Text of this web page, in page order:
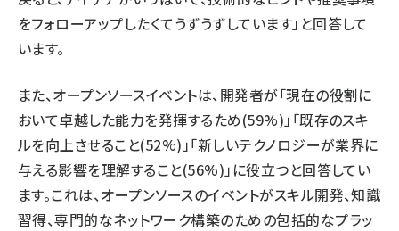
をフォローアップしたくてうずうずしています」と回答して
います。
また、オープンソースイベントは、開発者が「現在の役割に
おいて卓越した能力を発揮するため(59%)」「既存のスキ
ルを向上させること(52%)」「新しいテクノロジーが業界に
与える影響を理解すること(56%)」に役立つと回答してい
ます。これは、オープンソースのイベントがスキル開発、知識
習得、専門的なネットワーク構築のための包括的なプラッ